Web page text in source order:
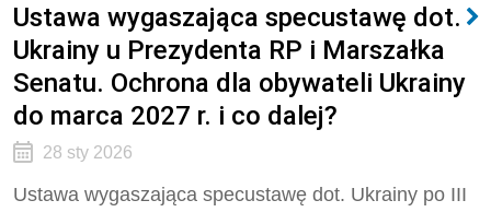
Ustawa wygaszająca specustawę dot.
Ukrainy u Prezydenta RP i Marszałka
Senatu. Ochrona dla obywateli Ukrainy
do marca 2027 r. i co dalej?
28 sty 2026
Ustawa wygaszająca specustawę dot. Ukrainy po III